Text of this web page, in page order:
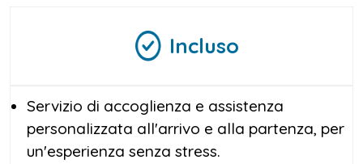
Incluso
Servizio di accoglienza e assistenza
personalizzata all'arrivo e alla partenza, per
un'esperienza senza stress.